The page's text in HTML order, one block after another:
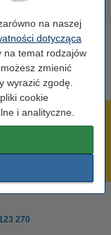
na naszej
dotycząca
na temat rodzajów
zmienić
wyrazić zgodę.
cookie
i analityczne.
270